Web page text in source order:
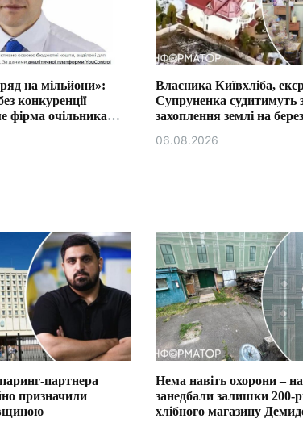
на мільйони»:
конкуренції
фірма очільника
Власника Київхліба,
Супруненка судитимуть
захоплення землі на
06.08.2026
партнера
призначили
Нема навіть охорони –
занедбали залишки 200-
хлібного магазину